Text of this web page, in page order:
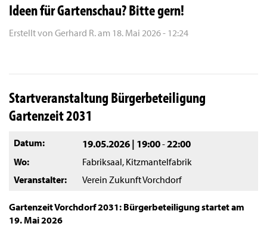
Ideen für Gartenschau? Bitte gern!
Erstellt von Gerhard R.am 18. Mai 2026 - 12:24
Startveranstaltung Bürgerbeteiligung
Gartenzeit 2031
Datum 19.05.2026 | 19:00-22:00
Wo
Fabriksaal, Kitzmantelfabrik
Veranstalter
Verein Zukunft Vorchdorf
Gartenzeit Vorchdorf 2031: Bürgerbeteiligung startet am
19. Mai 2026